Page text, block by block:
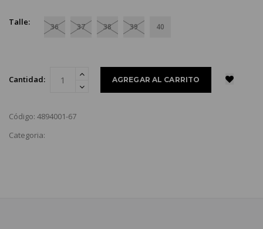
Talle: 36 37 38 39 40
Cantidad:
Código: 4894001-67
Categoria: